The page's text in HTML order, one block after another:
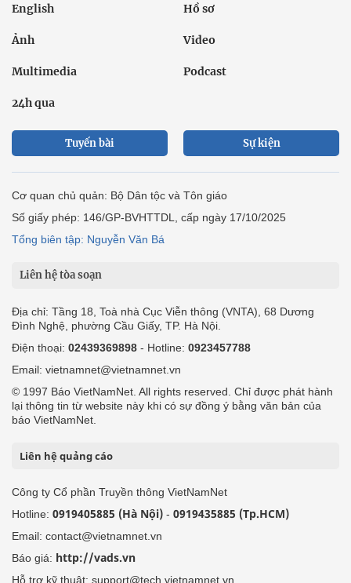
English Hồ sơ
Ảnh Video
Multimedia Podcast
24h qua
Tuyến bài Sự kiện
Cơ quan chủ quản: Bộ Dân tộc và Tôn giáo
Số giấy phép: 146/GP-BVHTTDL, cấp ngày 17/10/2025
Tổng biên tập: Nguyễn Văn Bá
Liên hệ tòa soạn
Địa chỉ: Tầng 18, Toà nhà Cục Viễn thông (VNTA), 68 Dương
Đình Nghệ, phường Cầu Giấy, TP. Hà Nội.
Điện thoại: 02439369898 - Hotline: 0923457788
Email: vietnamnet@vietnamnet.vn
© 1997 Báo VietNamNet. All rights reserved. Chỉ được phát hành
lại thông tin từ website này khi có sự đồng ý bằng văn bản của
báo VietNamNet.
Liên hệ quảng cáo
Công ty Cổ phần Truyền thông VietNamNet
Hotline: 0919405885 (Hà Nội) - 0919435885 (Tp.HCM)
Email: contact@vietnamnet.vn
Báo giá: http://vads.vn
Hỗ trợ kỹ thuật: support@tech.vietnamnet.vn